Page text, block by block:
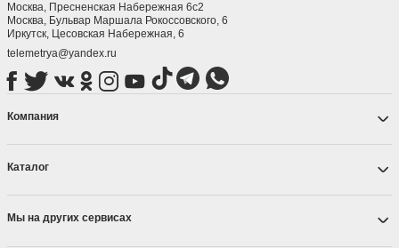
Москва, Пресненская Набережная 6с2
Москва, ​Бульвар Маршала Рокоссовского, 6
Иркутск, ​Цесовская Набережная, 6
telemetrya@yandex.ru
Компания
Каталог
Мы на других сервисах